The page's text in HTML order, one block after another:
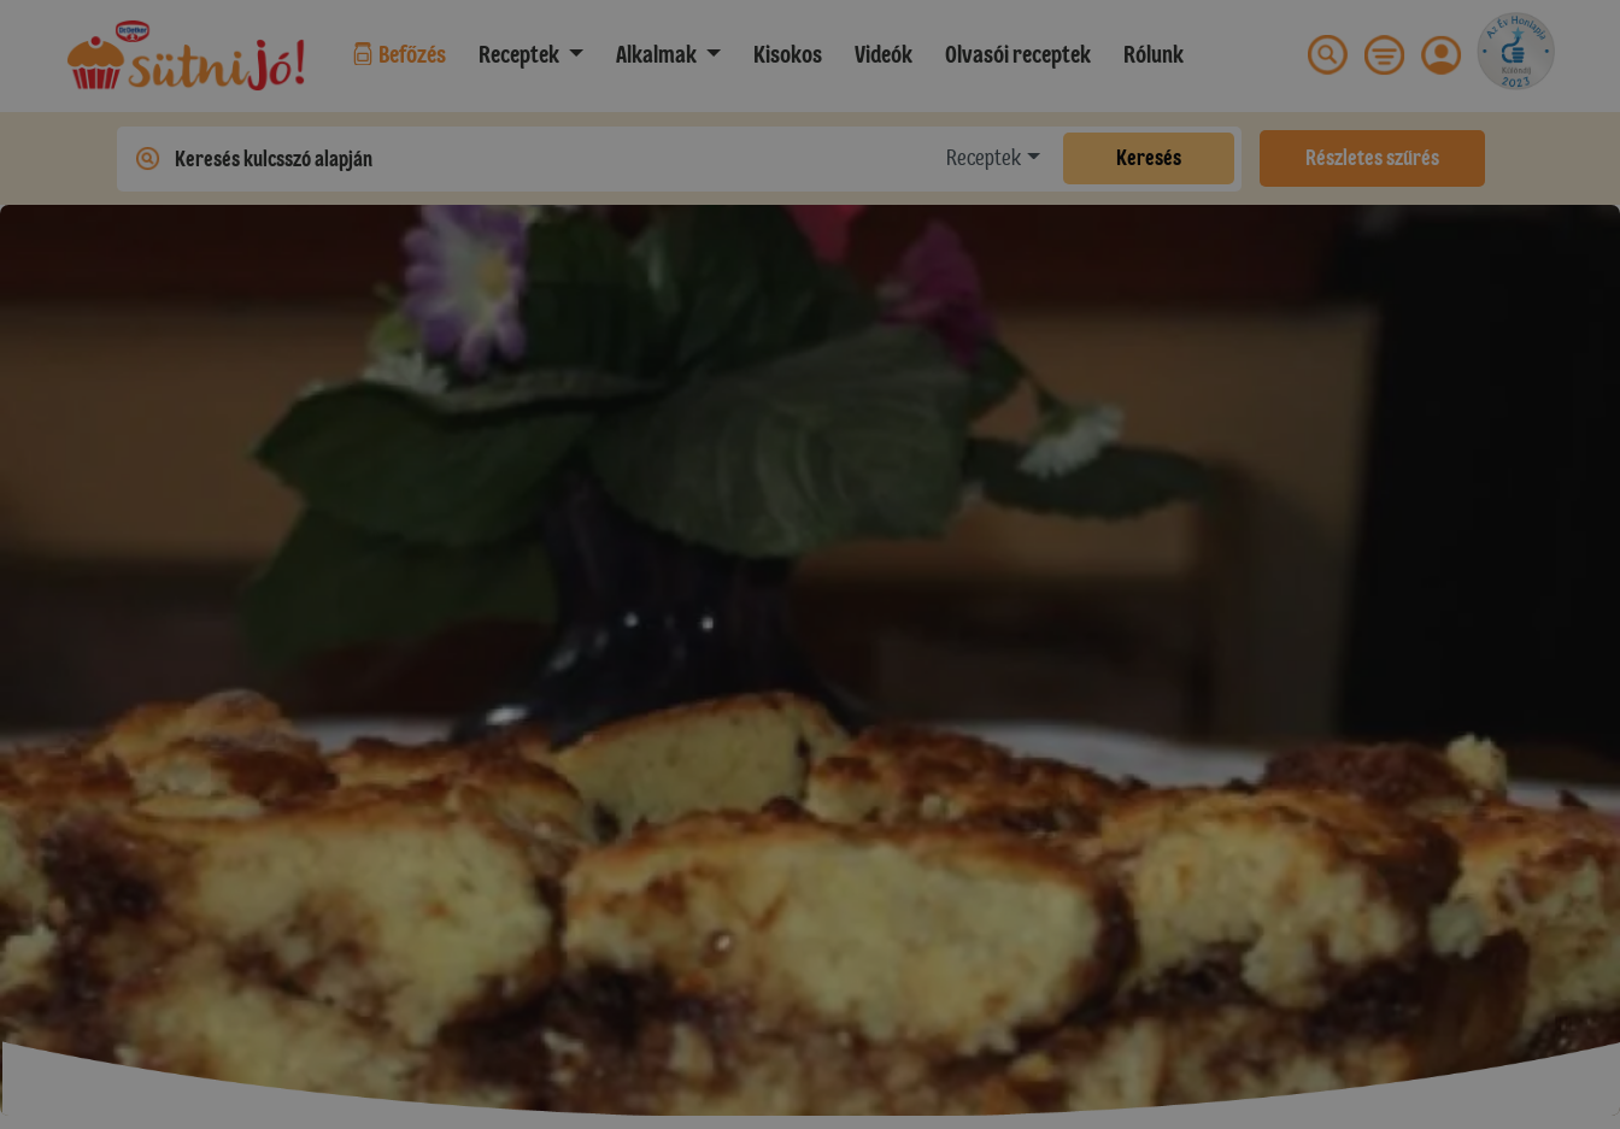
Befőzés Receptek Alkalmak Kisokos Videók Olvasói receptek Rólunk
Receptek Keresés Részletes szűrés